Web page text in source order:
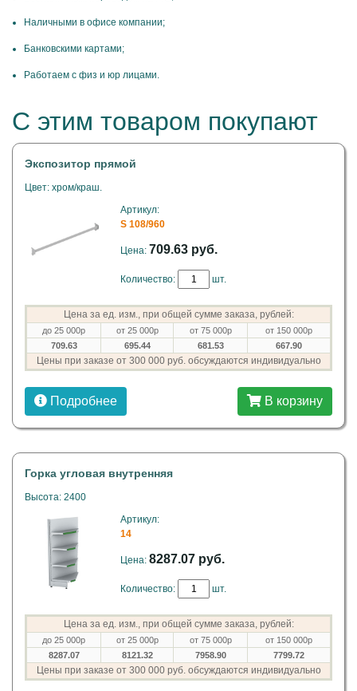
Наличными в офисе компании;
Банковскими картами;
Работаем с физ и юр лицами.
С этим товаром покупают
Экспозитор прямой
Цвет: хром/краш.
Артикул:
S 108/960
Цена: 709.63 руб.
Количество: шт.
Цена за ед. изм., при общей сумме заказа, рублей:
до 25 000р от 25 000р от 75 000р
от 150 000р
709.63
695.44 681.53 667.90
Цены при заказе от 300 000 руб. обсуждаются индивидуально
Подробнее В корзину
Горка угловая внутренняя
Высота: 2400
Артикул:
14
Цена: 8287.07 руб.
Количество: шт.
Цена за ед. изм., при общей сумме заказа, рублей:
до 25 000р от 25 000р от 75 000р
от 150 000р
8287.07
8121.32 7958.90 7799.72
Цены при заказе от 300 000 руб. обсуждаются индивидуально